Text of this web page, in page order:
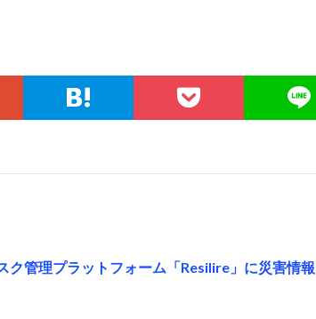
ク管理プラットフォーム「Resilire」に災害情